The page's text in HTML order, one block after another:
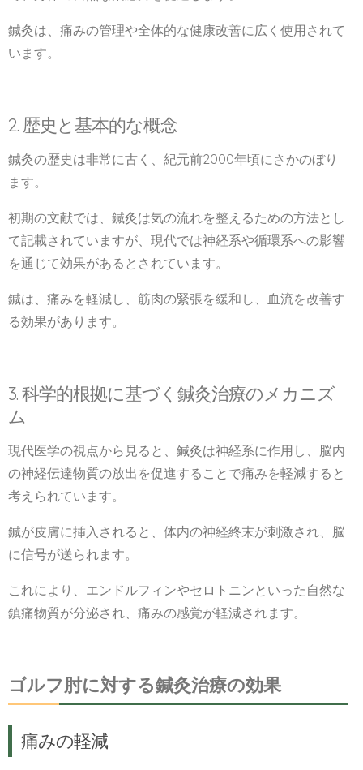
鍼灸は、痛みの管理や全体的な健康改善に広く使用されて
います。
2. 歴史と基本的な概念
鍼灸の歴史は非常に古く、紀元前2000年頃にさかのぼり
ます。
初期の文献では、鍼灸は気の流れを整えるための方法とし
て記載されていますが、現代では神経系や循環系への影響
を通じて効果があるとされています。
鍼は、痛みを軽減し、筋肉の緊張を緩和し、血流を改善す
る効果があります。
3. 科学的根拠に基づく鍼灸治療のメカニズ
ム
現代医学の視点から見ると、鍼灸は神経系に作用し、脳内
の神経伝達物質の放出を促進することで痛みを軽減すると
考えられています。
鍼が皮膚に挿入されると、体内の神経終末が刺激され、脳
に信号が送られます。
これにより、エンドルフィンやセロトニンといった自然な
鎮痛物質が分泌され、痛みの感覚が軽減されます。
ゴルフ肘に対する鍼灸治療の効果
痛みの軽減